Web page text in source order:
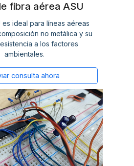
fibra aérea ASU
es ideal para líneas aéreas
no metálica y su
a los factores
ambientales.
consulta ahora